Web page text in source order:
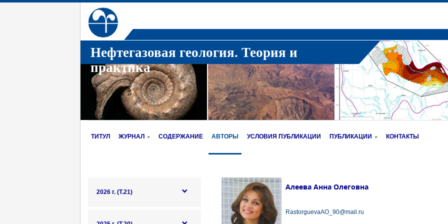
Нефтегазовая геология. Теория и
практика
ТИТУЛ ЖУРНАЛ СОДЕРЖАНИЕ АВТОРЫ УСЛОВИЯ ПУБЛИКАЦИИ ПУБЛИКАЦИИ КОНТАКТЫ
2026 г. (Т.21)
Алеева Анна Олеговна
RastorguevaAO_90@mail.ru